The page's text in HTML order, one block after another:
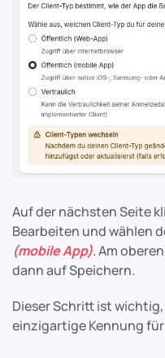
Auf der nächsten Seite
Bearbeiten und wählen
(mobile App). Am
dann auf Speichern.
Dieser Schritt ist
einzigartige Kennung